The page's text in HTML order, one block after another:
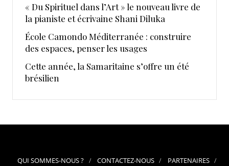
« Du Spirituel dans l’Art » le nouveau livre de
la pianiste et écrivaine Shani Diluka
École Camondo Méditerranée : construire
des espaces, penser les usages
Cette année, la Samaritaine s’offre un été
brésilien
QUI SOMMES-NOUS ? CONTACTEZ-NOUS PARTENAIRES